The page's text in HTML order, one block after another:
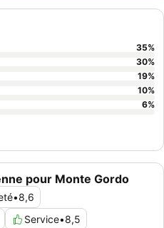
vue optimale, pensez à
un étage élevé.
pour Monte Gordo
•8,6
Service•8,5
35%
30%
19%
10%
6%